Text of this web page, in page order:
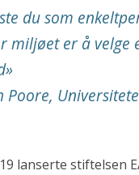
du som
miljøet er å velge
Poore,
lanserte stiftelsen